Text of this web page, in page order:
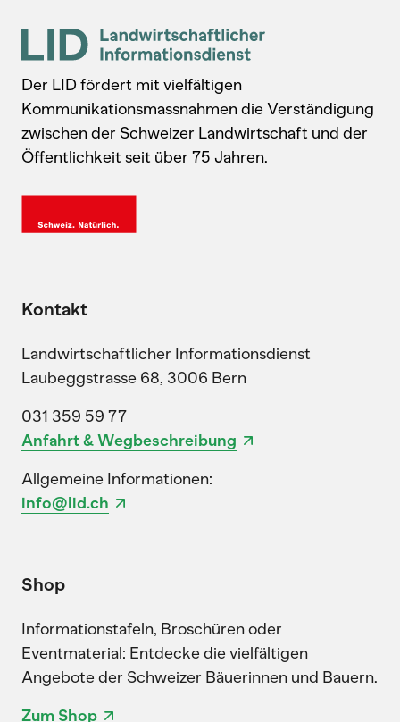
Der LID fördert mit vielfältigen
Kommunikationsmassnahmen die Verständigung
zwischen der Schweizer Landwirtschaft und der
Öffentlichkeit seit über 75 Jahren.
Kontakt
Landwirtschaftlicher Informationsdienst
Laubeggstrasse 68, 3006 Bern
031 359 59 77
Anfahrt & Wegbeschreibung
Allgemeine Informationen:
info@lid.ch
Shop
Informationstafeln, Broschüren oder
Eventmaterial: Entdecke die vielfältigen
Angebote der Schweizer Bäuerinnen und Bauern.
Zum Shop